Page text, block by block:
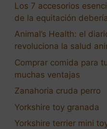
Los 7 accesorios
de la equitación
Animal’s Health: el
revoluciona la salud
Comprar comida para
muchas ventajas
Zanahoria cruda perro
Yorkshire toy granada
Yorkshire terrier mini